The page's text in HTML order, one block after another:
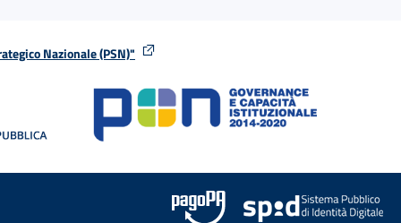
Nazionale (PSN)"
stessa finestra